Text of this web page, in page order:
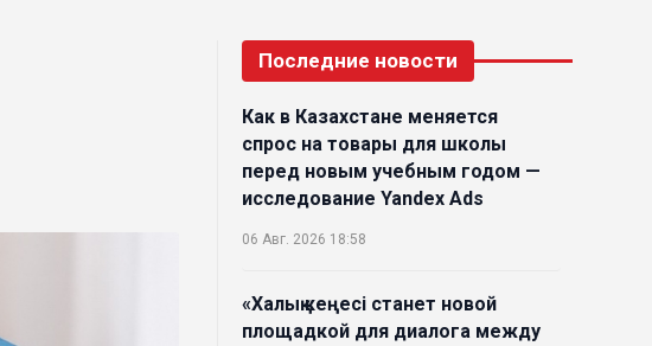
Последние новости
Как в Казахстане меняется
спрос на товары для школы
перед новым учебным годом —
исследование Yandex Ads
06 Авг. 2026 18:58
«Халық кеңесі станет новой
площадкой для диалога между